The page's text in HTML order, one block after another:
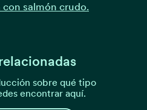
salmón crudo.
sobre qué tipo
encontrar aquí.